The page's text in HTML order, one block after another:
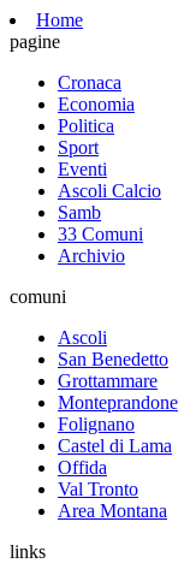
Home
pagine
Cronaca
Economia
Politica
Sport
Eventi
Ascoli Calcio
Samb
33 Comuni
Archivio
comuni
Ascoli
San Benedetto
Grottammare
Monteprandone
Folignano
Castel di Lama
Offida
Val Tronto
Area Montana
links